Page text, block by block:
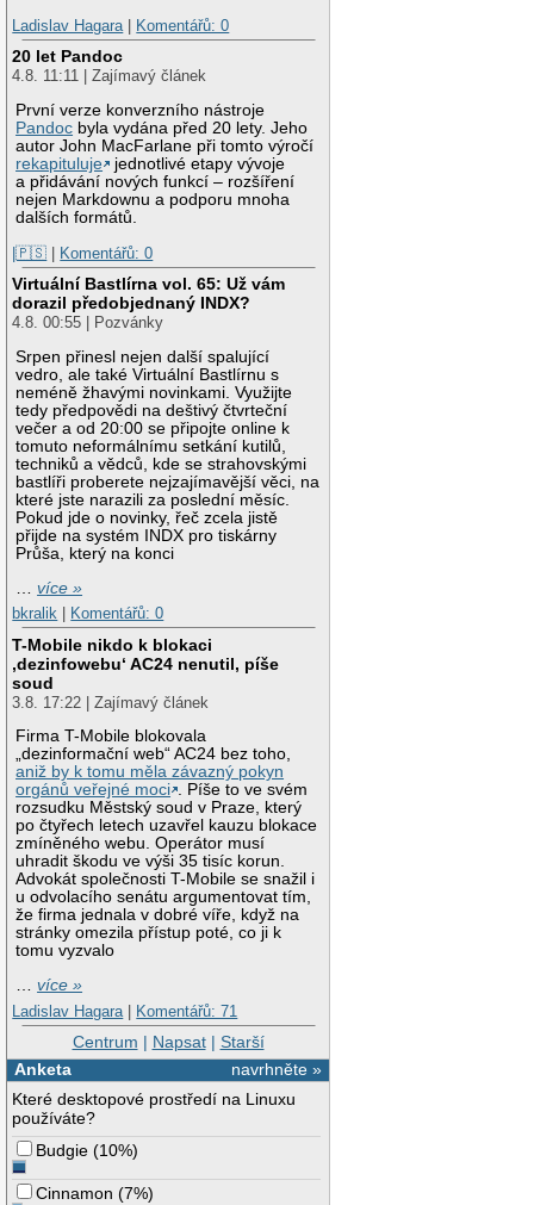
Ladislav Hagara | Komentářů: 0
20 let Pandoc
4.8. 11:11 | Zajímavý článek
První verze konverzního nástroje
Pandoc byla vydána před 20 lety. Jeho
autor John MacFarlane při tomto výročí
rekapituluje
jednotlivé etapy vývoje
a přidávání nových funkcí – rozšíření
nejen Markdownu a podporu mnoha
dalších formátů.
|🇵🇸 | Komentářů: 0
Virtuální Bastlírna vol. 65: Už vám
dorazil předobjednaný INDX?
4.8. 00:55 | Pozvánky
Srpen přinesl nejen další spalující
vedro, ale také Virtuální Bastlírnu s
neméně žhavými novinkami. Využijte
tedy předpovědi na deštivý čtvrteční
večer a od 20:00 se připojte online k
tomuto neformálnímu setkání kutilů,
techniků a vědců, kde se strahovskými
bastlíři proberete nejzajímavější věci, na
které jste narazili za poslední měsíc.
Pokud jde o novinky, řeč zcela jistě
přijde na systém INDX pro tiskárny
Průša, který na konci
…více »
bkralik
Komentářů: 0
T-Mobile nikdo k blokaci
‚dezinfowebu‘ AC24 nenutil, píše
soud
3.8. 17:22 | Zajímavý článek
Firma T-Mobile blokovala
„dezinformační web“ AC24 bez toho,
aniž by k tomu měla závazný pokyn
orgánů veřejné moci . Píše to ve svém
rozsudku Městský soud v Praze, který
po čtyřech letech uzavřel kauzu blokace
zmíněného webu. Operátor musí
uhradit škodu ve výši 35 tisíc korun.
Advokát společnosti T-Mobile se snažil i
u odvolacího senátu argumentovat tím,
že firma jednala v dobré víře, když na
stránky omezila přístup poté, co ji k
tomu vyzvalo
…více »
Ladislav Hagara | Komentářů: 71
Centrum | Napsat| Starší
navrhněte »
Anketa
Které desktopové prostředí na Linuxu
používáte?
Budgie (10%)
Cinnamon (7%)